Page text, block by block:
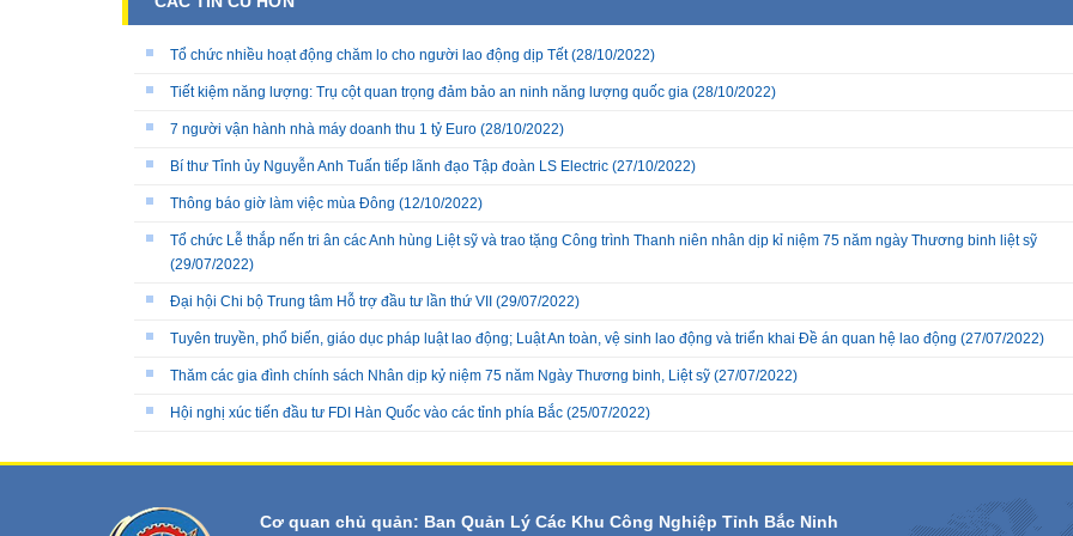
Tổ chức nhiều hoạt động chăm lo cho người lao động dịp Tết(28/10/2022)
Tiết kiệm năng lượng: Trụ cột quan trọng đảm bảo an ninh năng lượng quốc gia (28/10/2022)
7 người vận hành nhà máy doanh thu 1 tỷ Euro (28/10/2022)
Bí thư Tỉnh ủy Nguyễn Anh Tuấn tiếp lãnh đạo Tập đoàn LS Electric (27/10/2022)
Thông báo giờ làm việc mùa Đông (12/10/2022)
Tổ chức Lễ thắp nến tri ân các Anh hùng Liệt sỹ và trao tặng Công trình Thanh niên nhân dịp kỉ niệm 75 năm ngày Thương binh liệt sỹ
(29/07/2022)
Đại hội Chi bộ Trung tâm Hỗ trợ đầu tư lần thứ VII (29/07/2022)
Tuyên truyền, phổ biến, giáo dục pháp luật lao động; Luật An toàn, vệ sinh lao động và triển khai Đề án quan hệ lao động (27/07/2022)
Thăm các gia đình chính sách Nhân dịp kỷ niệm 75 năm Ngày Thương binh, Liệt sỹ (27/07/2022)
Hội nghị xúc tiến đầu tư FDI Hàn Quốc vào các tỉnh phía Bắc (25/07/2022)
Cơ quan chủ quản: Ban Quản Lý Các Khu Công Nghiệp Tỉnh Bắc Ninh